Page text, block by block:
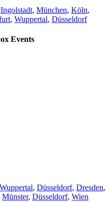
Ingolstadt, München, Köln,
, Wuppertal, Düsseldorf
Events
Wuppertal, Düsseldorf, Dresden,
Münster, Düsseldorf, Wien